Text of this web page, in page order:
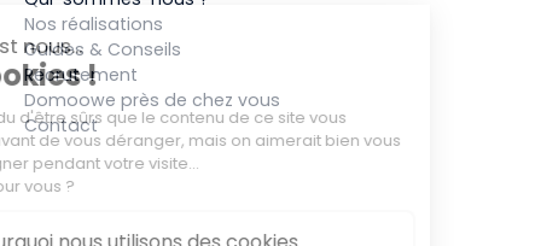
Nos réalisations
Guides & Conseils
Recrutement
Domoowe près de chez vous
Contact